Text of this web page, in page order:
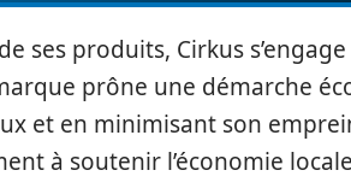
ses produits, Cirkus
prône une démarche
et en minimisant son
à soutenir l’économie